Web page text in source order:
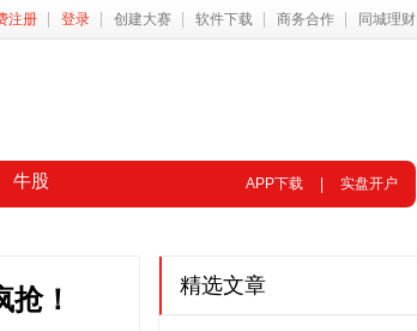
注册 登录 创建大赛 软件下载 商务合作 同城理财
牛股 APP下载 实盘开户
抢！ 精选文章